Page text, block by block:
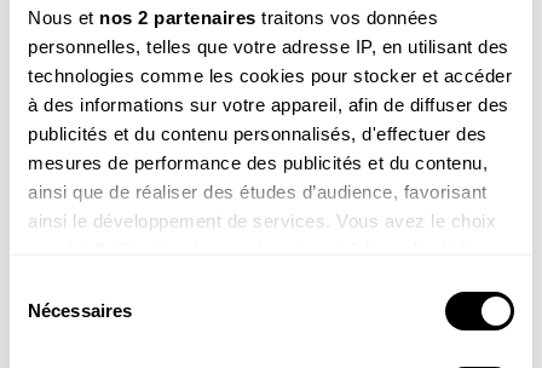
Nous et nos 2 partenaires traitons vos données
personnelles, telles que votre adresse IP, en utilisant des
technologies comme les cookies pour stocker et accéder
à des informations sur votre appareil, afin de diffuser des
publicités et du contenu personnalisés, d'effectuer des
mesures de performance des publicités et du contenu,
ainsi que de réaliser des études d’audience, favorisant
ainsi le développement de services. Vous avez le choix
tout moment en consultant la Déclaration relative aux
cookies ou en cliquant sur l'icône de confidentialité.
Nécessaires
l’érable
OBSERVATIONS
Amateur nature
3 observations autour de la ronce
OBSERVATIONS
Enquête sur les traces du renard